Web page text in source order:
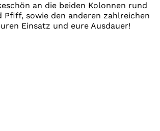
an die beiden Kolonnen rund
Pfiff, sowie den anderen zahlreichen
Einsatz und eure Ausdauer!